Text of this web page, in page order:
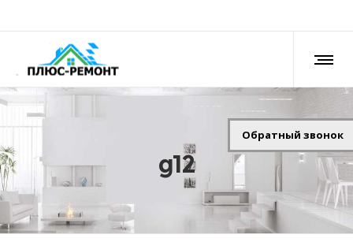
g12
Обратный звонок